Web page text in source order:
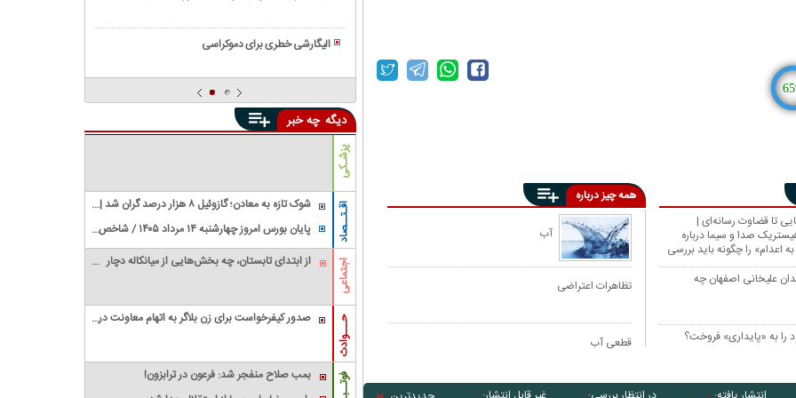
65
تا قضاوت رسانه‌ای |
صدا و سیما درباره
اعدام» را چگونه باید بررسی
علیخانی اصفهان چه
به «پایداری» فروخت؟
همه چیز درباره
آب
تظاهرات اعتراضی
قطعی آب
۰ ۰ ۰
الیگارشی خطری برای دموکراسی
ایران
جهان
درباره
دیگه چه خبر
پزشـکی
اقـتــصاد
شوک تازه به معادن؛ گازوئیل ۸ هزار درصد گران شد |
معدنکاران به مرز تعطیلی رسیدند
پایان بورس امروز چهارشنبه ۱۴ مرداد ۱۴۰۵ / شاخص
کل سقف زد؛ ۶.۲ همت پول حقیقی وارد بازار
اجتماعی
از ابتدای تابستان، چه بخش‌هایی از میانکاله دچار
حـــوادث
صدور کیفرخواست برای زن بلاگر به اتهام معاونت در
بمب صلاح منفجر شد: فرعون در ترابزون!